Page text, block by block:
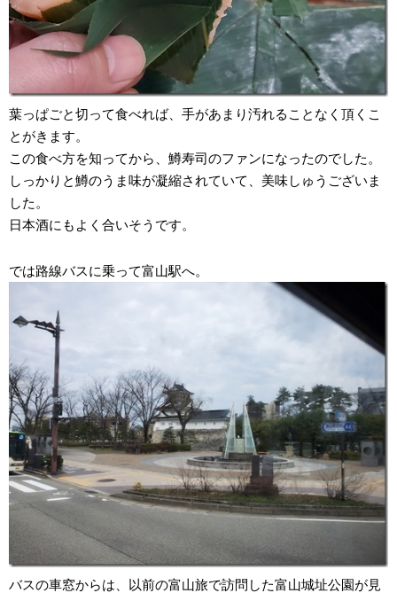
葉っぱごと切って食べれば、手があまり汚れることなく頂くこ
とがきます。
この食べ方を知ってから、鱒寿司のファンになったのでした。
しっかりと鱒のうま味が凝縮されていて、美味しゅうございま
した。
日本酒にもよく合いそうです。
では路線バスに乗って富山駅へ。
バスの車窓からは、以前の富山旅で訪問した富山城址公園が見